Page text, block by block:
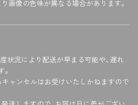
画像の色味が異なる場合があります。
状況により配送が早まる可能や、遅れ
キャンセルはお受けいたしかねますので